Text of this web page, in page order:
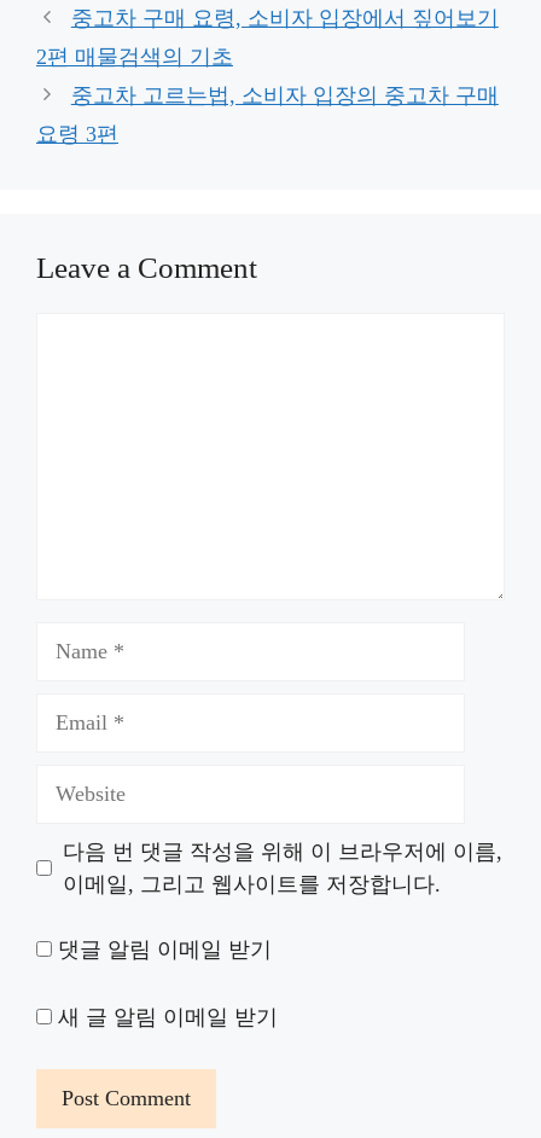
중고차 구매 요령, 소비자 입장에서 짚어보기
2편 매물검색의 기초
중고차 고르는법, 소비자 입장의 중고차 구매
요령 3편
Leave a Comment
다음 번 댓글 작성을 위해 이 브라우저에 이름,
이메일, 그리고 웹사이트를 저장합니다.
댓글 알림 이메일 받기
새 글 알림 이메일 받기